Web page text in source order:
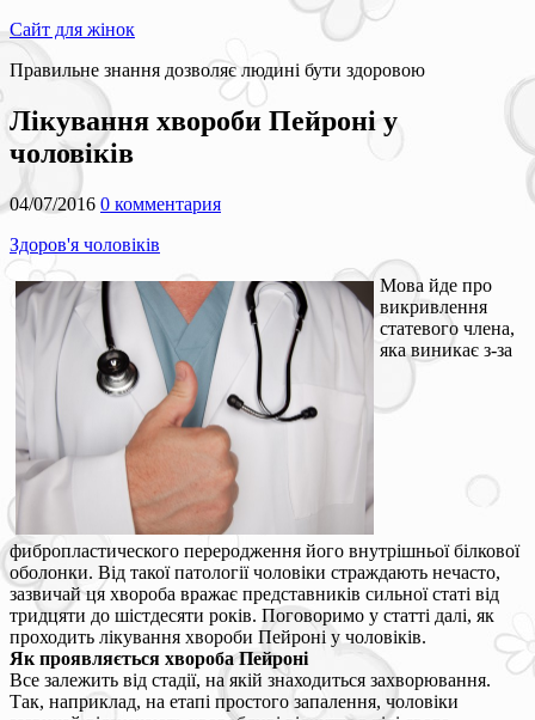
Сайт для жінок
Правильне знання дозволяє людині бути здоровою
Лікування хвороби Пейроні у
чоловіків
04/07/2016 0 комментария
Здоров'я чоловіків
Мова йде про
викривлення
статевого члена,
яка виникає з-за
фибропластического переродження його внутрішньої білкової
оболонки. Від такої патології чоловіки страждають нечасто,
зазвичай ця хвороба вражає представників сильної статі від
тридцяти до шістдесяти років. Поговоримо у статті далі, як
проходить лікування хвороби Пейроні у чоловіків.
Як проявляється хвороба Пейроні
Все залежить від стадії, на якій знаходиться захворювання.
Так, наприклад, на етапі простого запалення, чоловіки